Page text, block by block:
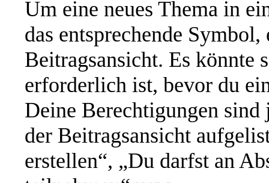
Um eine neues Thema in
das entsprechende
Beitragsansicht. Es könnte
erforderlich ist, bevor du
Deine Berechtigungen
der Beitragsansicht
erstellen“, „Du darfst an